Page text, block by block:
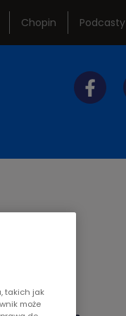
Chopin Podcasty
takich jak
może